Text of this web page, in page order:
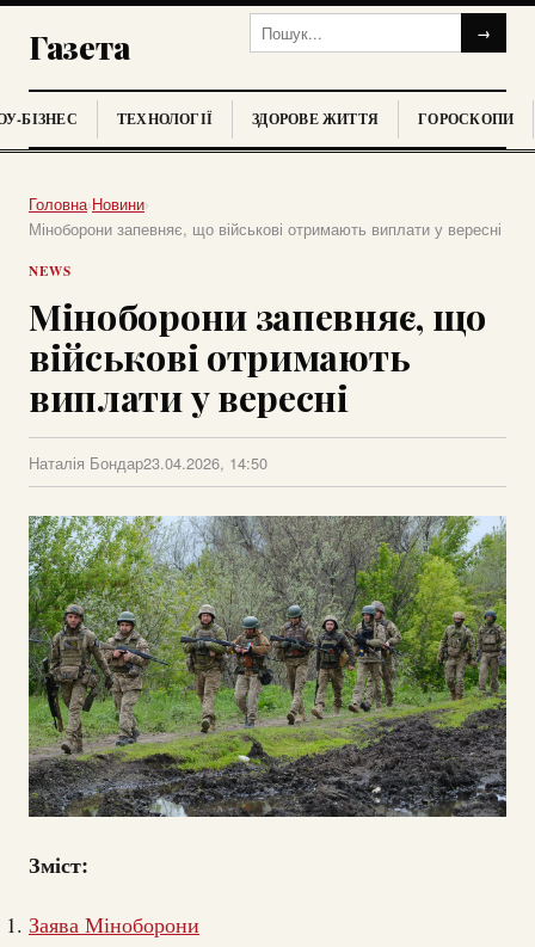
Газета →
БІЗНЕС ТЕХНОЛОГІЇ ЗДОРОВЕ ЖИТТЯ ГОРОСКОПИ
Головна›Новини›
Міноборони запевняє, що військові отримають виплати у вересні
NEWS
Міноборони запевняє, що
військові отримають
виплати у вересні
Наталія Бондар23.04.2026, 14:50
Зміст:
Заява Міноборони